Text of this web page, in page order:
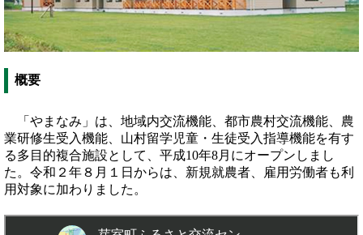
概要
「やまなみ」は、地域内交流機能、都市農村交流機能、農
業研修生受入機能、山村留学児童・生徒受入指導機能を有す
る多目的複合施設として、平成10年8月にオープンしまし
た。令和２年８月１日からは、新規就農者、雇用労働者も利
用対象に加わりました。